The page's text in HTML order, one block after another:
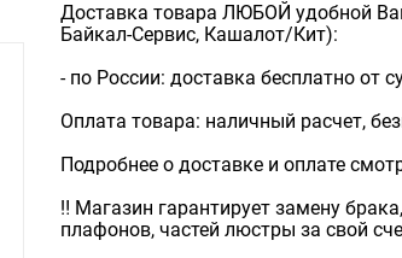
Доставка товара ЛЮБОЙ удобной
Байкал-Сервис, Кашалот/Кит):
- по России: доставка бесплатно от
Оплата товара: наличный расчет,
Подробнее о доставке и оплате
‼️ Магазин гарантирует замену
плафонов, частей люстры за свой